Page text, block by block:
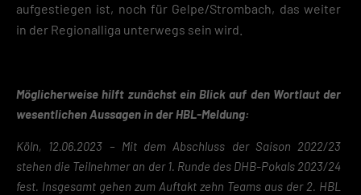
aufgestiegen ist, noch für Gelpe/Strombach, das weiter
in der Regionalliga unterwegs sein wird.
Möglicherweise hilft zunächst ein Blick auf den Wortlaut der
wesentlichen Aussagen in der HBL-Meldung:
Köln, 12.06.2023 – Mit dem Abschluss der Saison 2022/23
stehen die Teilnehmer an der 1. Runde des DHB-Pokals 2023/24
fest. Insgesamt gehen zum Auftakt zehn Teams aus der 2. HBL